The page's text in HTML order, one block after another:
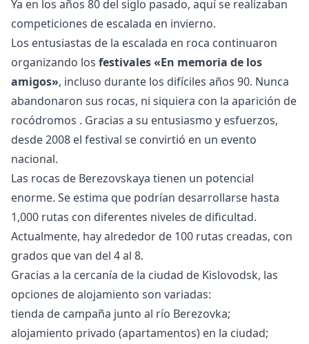
Ya en los años 80 del siglo pasado, aquí se realizaban
competiciones de escalada en invierno.
Los entusiastas de la escalada en roca continuaron
organizando los festivales «En memoria de los
amigos», incluso durante los difíciles años 90. Nunca
abandonaron sus rocas, ni siquiera con la aparición de
rocódromos . Gracias a su entusiasmo y esfuerzos,
desde 2008 el festival se convirtió en un evento
nacional.
Las rocas de Berezovskaya tienen un potencial
enorme. Se estima que podrían desarrollarse hasta
1,000 rutas con diferentes niveles de dificultad.
Actualmente, hay alrededor de 100 rutas creadas, con
grados que van del 4 al 8.
Gracias a la cercanía de la ciudad de Kislovodsk, las
opciones de alojamiento son variadas:
tienda de campaña junto al río Berezovka;
alojamiento privado (apartamentos) en la ciudad;